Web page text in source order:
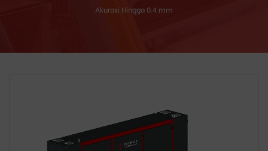
Akurasi Hingga 0.4 mm